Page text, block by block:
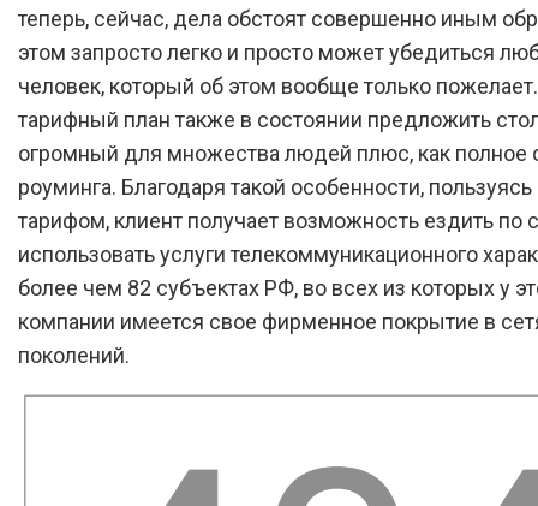
теперь, сейчас, дела обстоят совершенно иным
этом запросто легко и просто может убедиться
человек, который об этом вообще только
тарифный план также в состоянии предложить
огромный для множества людей плюс, как полное
роуминга. Благодаря такой особенности,
тарифом, клиент получает возможность ездить по
использовать услуги телекоммуникационного
более чем 82 субъектах РФ, во всех из которых у
компании имеется свое фирменное покрытие в
поколений.